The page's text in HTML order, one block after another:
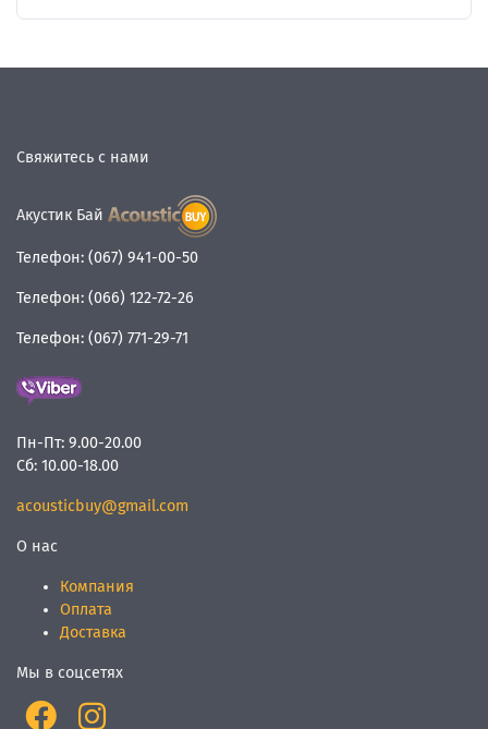
Свяжитесь с нами
Акустик Бай
Телефон: (067) 941-00-50
Телефон: (066) 122-72-26
Телефон: (067) 771-29-71
Пн-Пт: 9.00-20.00
Сб: 10.00-18.00
acousticbuy@gmail.com
О нас
Компания
Оплата
Доставка
Мы в соцсетях